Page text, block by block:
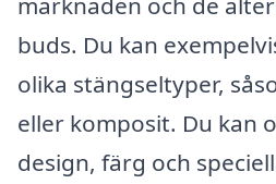
buds. Du kan
olika stängseltyper,
eller komposit. Du kan
design, färg och